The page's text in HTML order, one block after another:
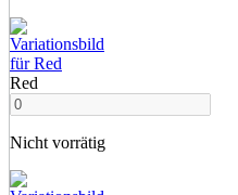
Red
Nicht vorrätig